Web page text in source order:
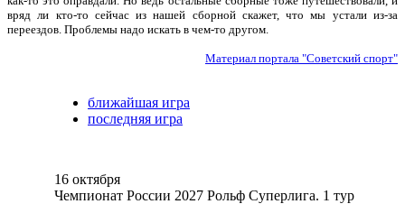
вряд ли кто-то сейчас из нашей сборной скажет, что мы устали из-за
переездов. Проблемы надо искать в чем-то другом.
Материал портала "Советский спорт"
ближайшая игра
последняя игра
16 октября
Чемпионат России 2027 Рольф Суперлига. 1 тур